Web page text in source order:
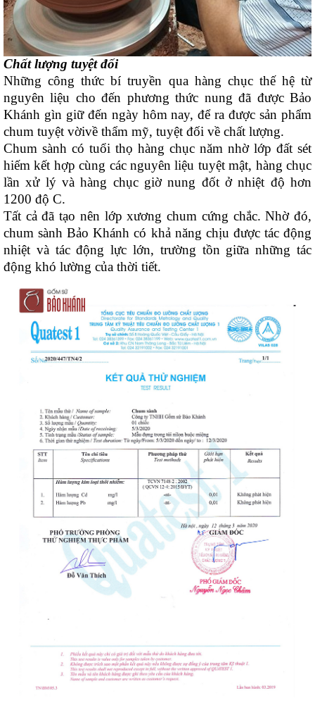
Chất lượng tuyệt đối
Những công thức bí truyền qua hàng chục thế hệ từ
nguyên liệu cho đến phương thức nung đã được Bảo
Khánh gìn giữ đến ngày hôm nay, để ra được sản phẩm
chum tuyệt vờivề thẩm mỹ, tuyệt đối về chất lượng.
Chum sành có tuổi thọ hàng chục năm nhờ lớp đất sét
hiếm kết hợp cùng các nguyên liệu tuyệt mật, hàng chục
lần xử lý và hàng chục giờ nung đốt ở nhiệt độ hơn
1200 độ C.
Tất cả đã tạo nên lớp xương chum cứng chắc. Nhờ đó,
chum sành Bảo Khánh có khả năng chịu được tác động
nhiệt và tác động lực lớn, trường tồn giữa những tác
động khó lường của thời tiết.